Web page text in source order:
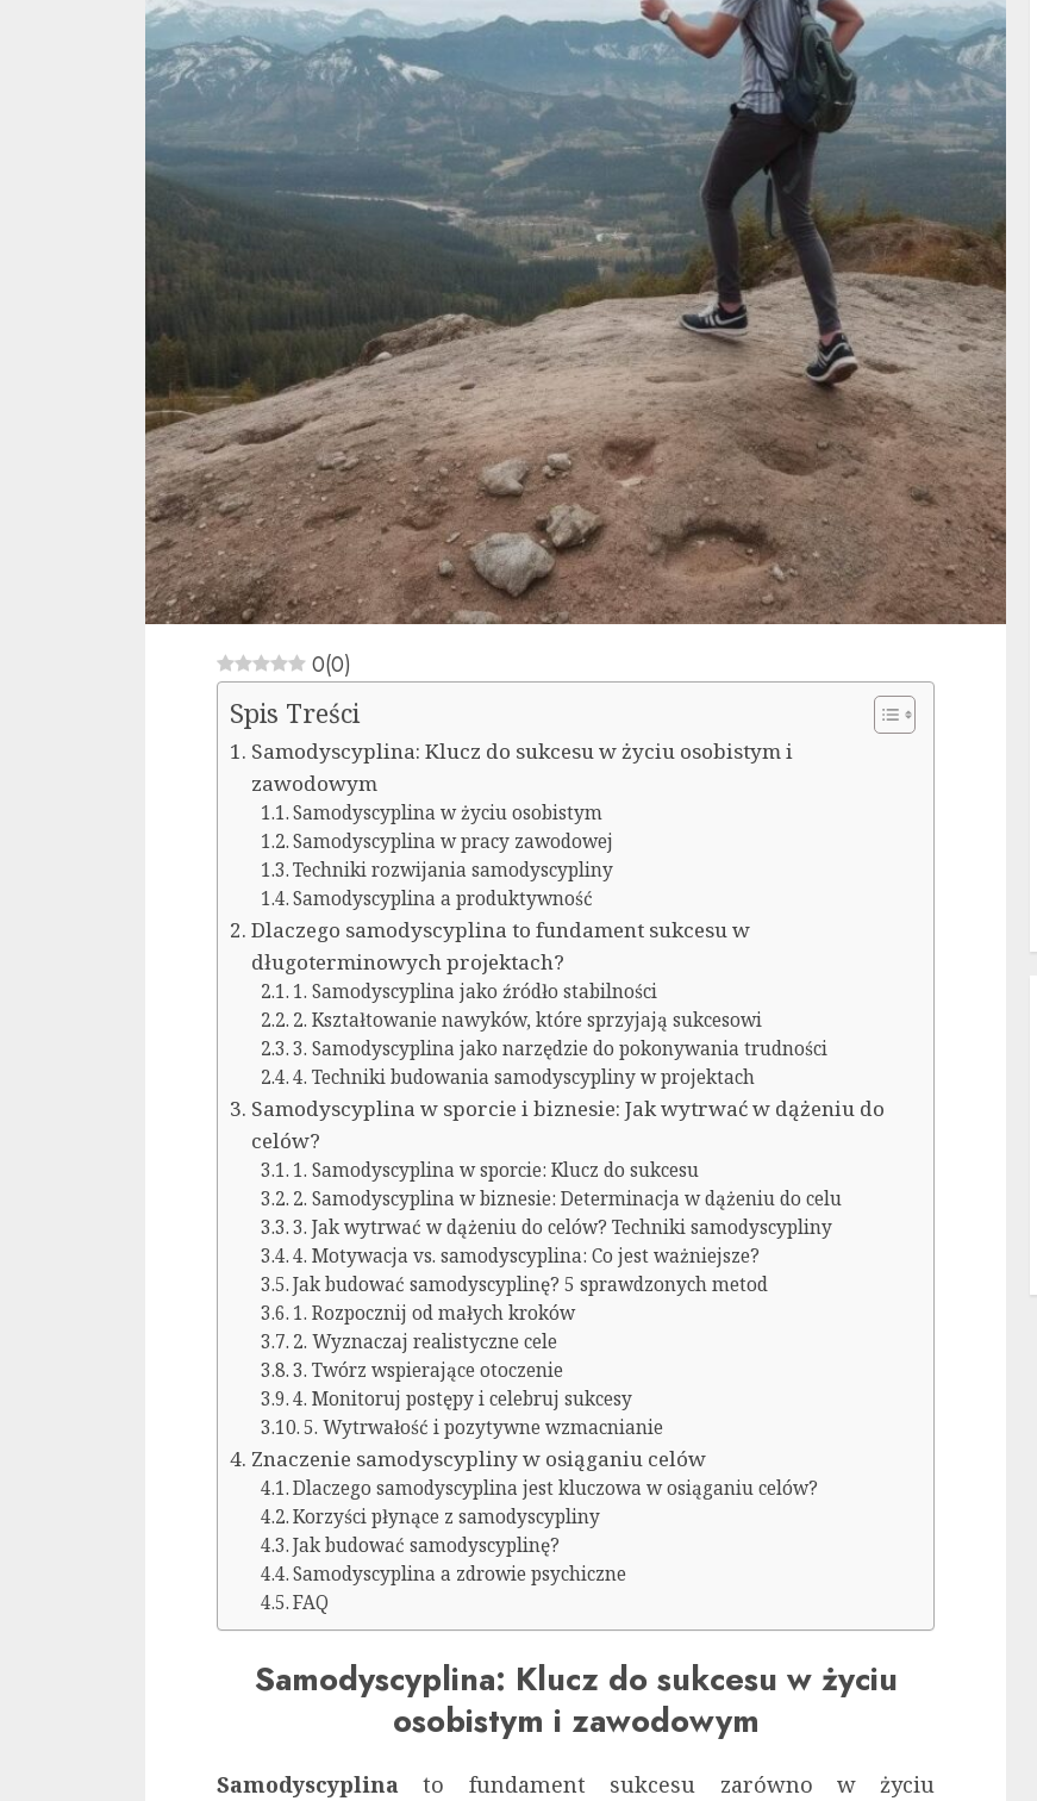
0(0)
Spis Treści
Samodyscyplina: Klucz do sukcesu w życiu osobistym i
zawodowym
Samodyscyplina w życiu osobistym
Samodyscyplina w pracy zawodowej
Techniki rozwijania samodyscypliny
Samodyscyplina a produktywność
Dlaczego samodyscyplina to fundament sukcesu w
długoterminowych projektach?
1. Samodyscyplina jako źródło stabilności
2. Kształtowanie nawyków, które sprzyjają sukcesowi
3. Samodyscyplina jako narzędzie do pokonywania trudności
4. Techniki budowania samodyscypliny w projektach
Samodyscyplina w sporcie i biznesie: Jak wytrwać w dążeniu do
celów?
1. Samodyscyplina w sporcie: Klucz do sukcesu
2. Samodyscyplina w biznesie: Determinacja w dążeniu do celu
3. Jak wytrwać w dążeniu do celów? Techniki samodyscypliny
4. Motywacja vs. samodyscyplina: Co jest ważniejsze?
Jak budować samodyscyplinę? 5 sprawdzonych metod
1. Rozpocznij od małych kroków
2. Wyznaczaj realistyczne cele
3. Twórz wspierające otoczenie
4. Monitoruj postępy i celebruj sukcesy
5. Wytrwałość i pozytywne wzmacnianie
Znaczenie samodyscypliny w osiąganiu celów
Dlaczego samodyscyplina jest kluczowa w osiąganiu celów?
Korzyści płynące z samodyscypliny
Jak budować samodyscyplinę?
Samodyscyplina a zdrowie psychiczne
FAQ
Samodyscyplina: Klucz do sukcesu w życiu
osobistym i zawodowym
Samodyscyplina to fundament sukcesu zarówno w życiu